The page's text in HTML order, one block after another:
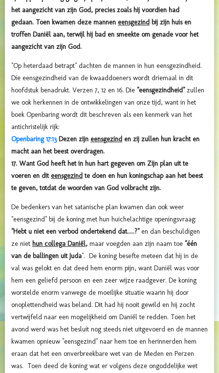
het aangezicht van zijn God, precies zoals hij voordien had
gedaan. Toen kwamen deze mannen eensgezind bij zijn huis en
troffen Daniël aan, terwijl hij bad en smeekte om genade voor het
aangezicht van zijn God.
"Op heterdaad betrapt" dachten de mannen in hun eensgezindheid.
Die eensgezindheid van de kwaaddoeners wordt driemaal in dit
hoofdstuk benadrukt. Verzen 7, 12 en 16. Die "eensgezindheid"zullen
we ook herkennen in de ontwikkelingen van onze tijd, want in het
boek Openbaring wordt dit beschreven als een kenmerk van het
antichristelijk rijk:
Openbaring 17:13Dezen zijn eensgezind en zij zullen hun kracht en
macht aan het beest overdragen.
17. Want God heeft het in hun hart gegeven om Zijn plan uit te
voeren en dit eensgezind te doen en hun koningschap aan het beest
te geven, totdat de woorden van God volbracht zijn.
De bedenkers van het satanische plan kwamen dan ook weer
"eensgezind" bij de koning met hun huichelachtige openingsvraag:
"Hebt u niet een verbod ondertekend dat.....?"en dan beschuldigen
ze niet hun collega Daniël, maar voegden aan zijn naam toe "één
van de ballingen uit Juda". De koning besefte meteen dat hij in de
val was gelokt en dat deed hem enorm pijn, want Daniël was voor
hem een geliefd persoon en een zeer wijze raadgever. De koning
worstelde enorm vanwege de moeilijke situatie waarin hij door
onoplettendheid was beland. Dit had hij nooit gewild en hij zocht
vertwijfeld naar een mogelijkheid om Daniël te redden. Toen het
avond werd was het besluit nog steeds niet uitgevoerd en de mannen
kwamen opnieuw "eensgezind" naar hem toe en herinnerden hem
eraan dat het een onverbreekbare wet van de Meden en Perzen
was. Toen deed de koning wat er volgens deze ongoddelijke wet